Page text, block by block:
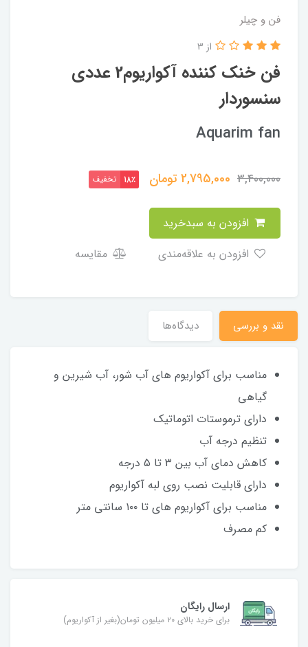
فن و چیلر
فن خنک کننده آکواریوم2 عددی
سنسوردار
از 3
Aquarim fan
3,400,000
2,795,000تومان 18٪ تخفیف
مقایسه
نقد و بررسی دیدگاه‌ها
مناسب برای آکواریوم های آب شور، آب شیرین و
گیاهی
دارای ترموستات اتوماتیک
تنظیم درجه آب
کاهش دمای آب بین ۳ تا ۵ درجه
دارای قابلیت نصب روی لبه آکواریوم
مناسب برای آکواریوم های تا ۱۰۰ سانتی متر
کم مصرف
ارسال رایگان
برای خرید بالای ۲۰ میلیون تومان(بغیر از آکواریوم)